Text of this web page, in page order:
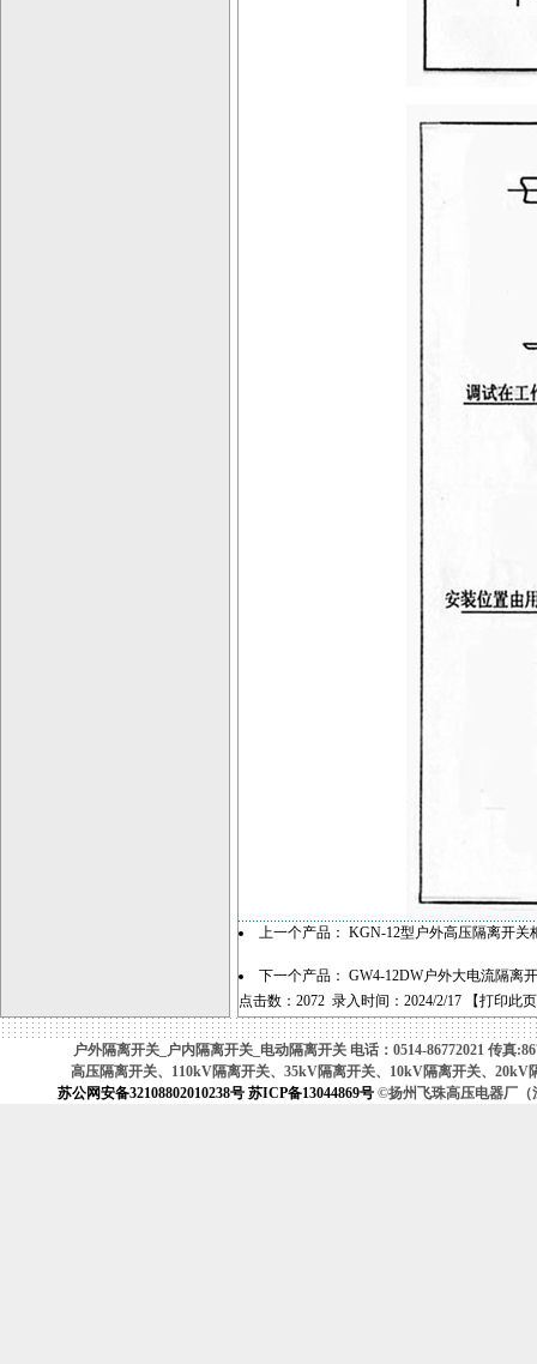
上一个产品： KGN-12型户外高压隔离开关
下一个产品： GW4-12DW户外大电流隔离
点击数：2072 录入时间：2024/2/17 【打印此页
户外隔离开关_户内隔离开关_电动隔离开关 电话：0514-86772021 传真
高压隔离开关、110kV隔离开关、35kV隔离开关、10kV隔离开关、
苏公网安备32108802010238号苏ICP备13044869号©扬州飞珠高压电器厂（